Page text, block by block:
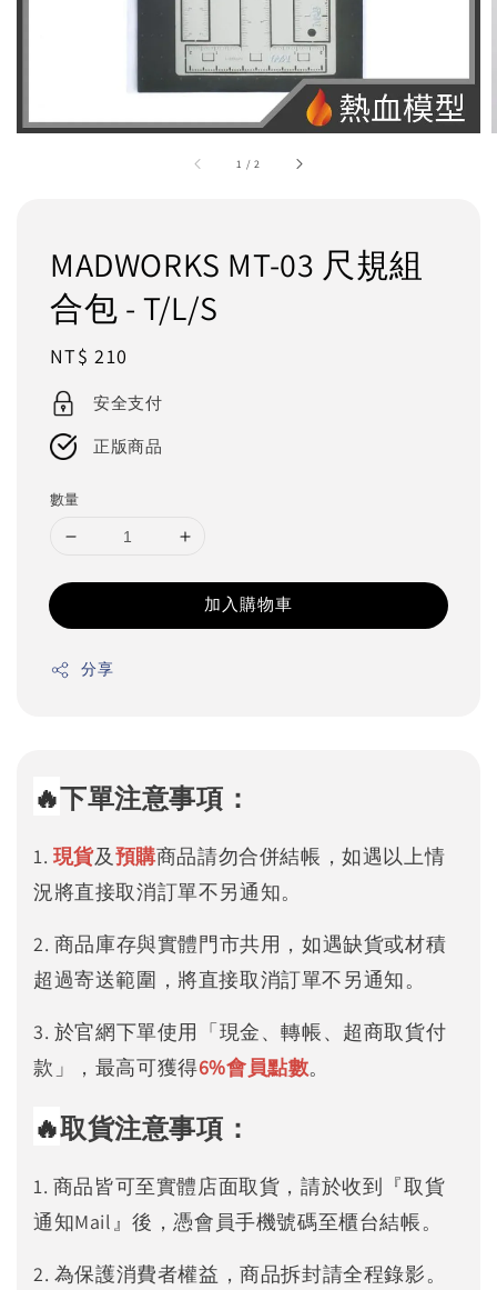
1 /2
MADWORKS MT-03 尺規組
合包 - T/L/S
Regular
price
NT$ 210
安全支付
正版商品
數量
加入購物車
分享
🔥下單注意事項：
1. 現貨及預購商品請勿合併結帳，如遇以上情
況將直接取消訂單不另通知。
2. 商品庫存與實體門市共用，如遇缺貨或材積
超過寄送範圍，將直接取消訂單不另通知。
3. 於官網下單使用「現金、轉帳、超商取貨付
款」，最高可獲得6%會員點數。
🔥取貨注意事項：
1. 商品皆可至實體店面取貨，請於收到『取貨
通知Mail』後，憑會員手機號碼至櫃台結帳。
2. 為保護消費者權益，商品拆封請全程錄影。